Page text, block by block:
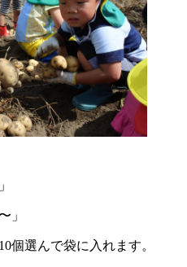
」
個選んで袋に入れます。